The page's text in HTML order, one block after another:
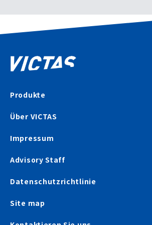
Produkte
Über VICTAS
Impressum
Advisory Staff
Datenschutzrichtlinie
Site map